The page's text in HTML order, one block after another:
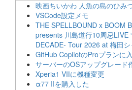
映画ちいかわ 人魚の島のひみ
VSCode設定メモ
THE SPELLBOUND x BOOM
presents 川島道行10周忌LIVE
DECADE- Tour 2026 at 梅田
GitHub CopilotのProプランに
サーバーのOSアップグレード
Xperia1 VIIに機種変更
α77 IIを購入した